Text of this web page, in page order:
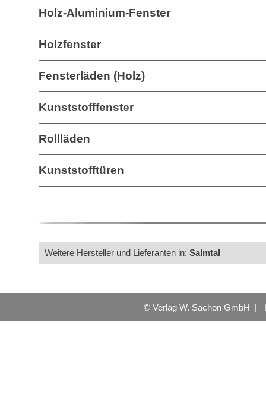
Holz-Aluminium-Fenster
Holzfenster
Fensterläden (Holz)
Kunststofffenster
Rollläden
Kunststofftüren
Weitere Hersteller und Lieferanten in: Salmtal
© Verlag W. Sachon GmbH |